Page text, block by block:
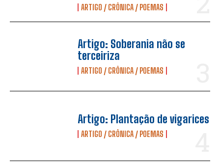
ARTIGO / CRÔNICA / POEMAS
Artigo: Soberania não se
terceiriza
ARTIGO / CRÔNICA / POEMAS
Artigo: Plantação de vigarices
ARTIGO / CRÔNICA / POEMAS